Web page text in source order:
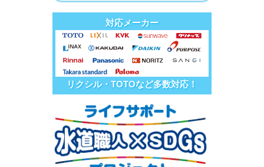
対応メーカー
リクシル・TOTOなど多数対応！